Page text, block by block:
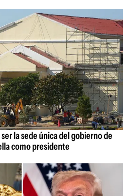
la sede única del gobierno de
como presidente